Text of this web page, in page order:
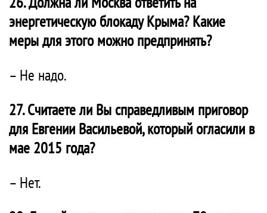
энергетическую блокаду Крыма? Какие
меры для этого можно предпринять?
– Не надо.
27. Считаете ли Вы справедливым приговор
для Евгении Васильевой, который огласили в
мае 2015 года?
– Нет.